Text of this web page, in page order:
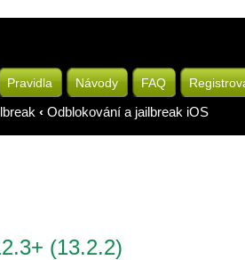
Pravidla Návody FAQ
‹ Odblokování a jailbreak iOS
(13.2.2)